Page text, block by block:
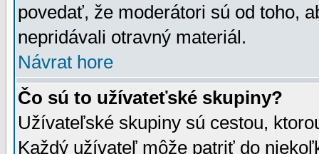
povedať, že moderátori sú od toho,
nepridávali otravný materiál.
Návrat hore
Čo sú to užívateťské skupiny?
Užívateľské skupiny sú cestou,
Každý užívateľ môže patriť do